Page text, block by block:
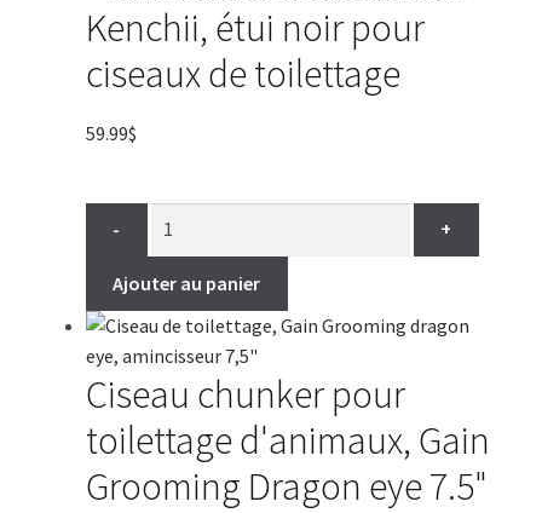
Kenchii, étui noir pour
ciseaux de toilettage
59.99$
- +
Ajouter au panier
Ciseau chunker pour
toilettage d'animaux, Gain
Grooming Dragon eye 7.5"